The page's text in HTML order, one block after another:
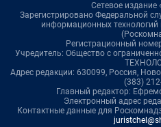
Сетевое издание
Зарегистрировано Федеральной
информационных
Регистрационный
Учредитель: Общество с
Адрес редакции: 630099, Россия,
(383)
Главный редактор:
Электронный адрес
Контактные данные для